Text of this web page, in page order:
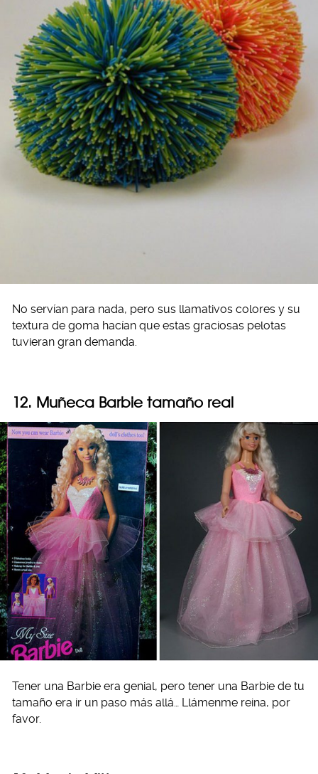
No servían para nada, pero sus llamativos colores y su
textura de goma hacían que estas graciosas pelotas
tuvieran gran demanda.
12. Muñeca Barbie tamaño real
Tener una Barbie era genial, pero tener una Barbie de tu
tamaño era ir un paso más allá… Llámenme reina, por
favor.